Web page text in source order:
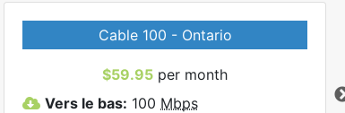
Cable 100 - Ontario
$59.95 per month
Vers le bas: 100 Mbps